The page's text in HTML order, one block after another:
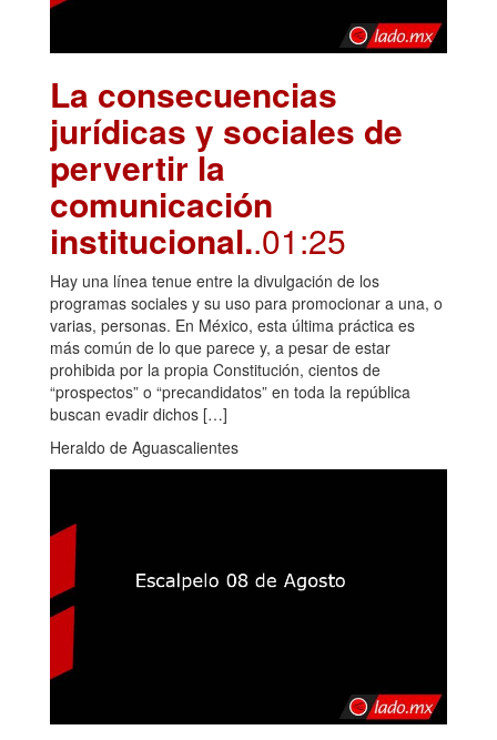
La consecuencias
jurídicas y sociales de
pervertir la
comunicación
institucional..01:25
Hay una línea tenue entre la divulgación de los
programas sociales y su uso para promocionar a una, o
varias, personas. En México, esta última práctica es
más común de lo que parece y, a pesar de estar
prohibida por la propia Constitución, cientos de
“prospectos” o “precandidatos” en toda la república
buscan evadir dichos […]
Heraldo de Aguascalientes